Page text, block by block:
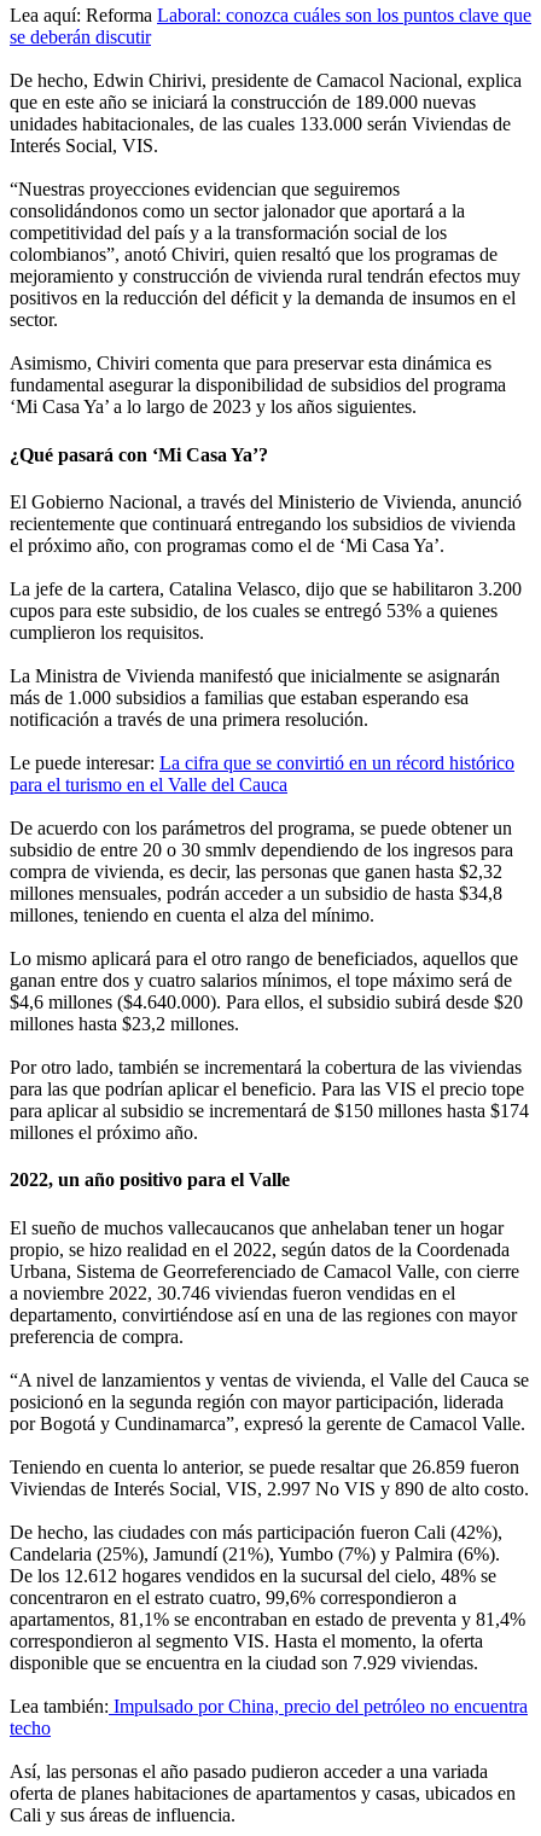
Lea aquí: Reforma Laboral: conozca cuáles son los puntos clave que
se deberán discutir
De hecho, Edwin Chirivi, presidente de Camacol Nacional, explica
que en este año se iniciará la construcción de 189.000 nuevas
unidades habitacionales, de las cuales 133.000 serán Viviendas de
Interés Social, VIS.
“Nuestras proyecciones evidencian que seguiremos
consolidándonos como un sector jalonador que aportará a la
competitividad del país y a la transformación social de los
colombianos”, anotó Chiviri, quien resaltó que los programas de
mejoramiento y construcción de vivienda rural tendrán efectos muy
positivos en la reducción del déficit y la demanda de insumos en el
sector.
Asimismo, Chiviri comenta que para preservar esta dinámica es
fundamental asegurar la disponibilidad de subsidios del programa
‘Mi Casa Ya’ a lo largo de 2023 y los años siguientes.
¿Qué pasará con ‘Mi Casa Ya’?
El Gobierno Nacional, a través del Ministerio de Vivienda, anunció
recientemente que continuará entregando los subsidios de vivienda
el próximo año, con programas como el de ‘Mi Casa Ya’.
La jefe de la cartera, Catalina Velasco, dijo que se habilitaron 3.200
cupos para este subsidio, de los cuales se entregó 53% a quienes
cumplieron los requisitos.
La Ministra de Vivienda manifestó que inicialmente se asignarán
más de 1.000 subsidios a familias que estaban esperando esa
notificación a través de una primera resolución.
Le puede interesar: La cifra que se convirtió en un récord histórico
para el turismo en el Valle del Cauca
De acuerdo con los parámetros del programa, se puede obtener un
subsidio de entre 20 o 30 smmlv dependiendo de los ingresos para
compra de vivienda, es decir, las personas que ganen hasta $2,32
millones mensuales, podrán acceder a un subsidio de hasta $34,8
millones, teniendo en cuenta el alza del mínimo.
Lo mismo aplicará para el otro rango de beneficiados, aquellos que
ganan entre dos y cuatro salarios mínimos, el tope máximo será de
$4,6 millones ($4.640.000). Para ellos, el subsidio subirá desde $20
millones hasta $23,2 millones.
Por otro lado, también se incrementará la cobertura de las viviendas
para las que podrían aplicar el beneficio. Para las VIS el precio tope
para aplicar al subsidio se incrementará de $150 millones hasta $174
millones el próximo año.
2022, un año positivo para el Valle
El sueño de muchos vallecaucanos que anhelaban tener un hogar
propio, se hizo realidad en el 2022, según datos de la Coordenada
Urbana, Sistema de Georreferenciado de Camacol Valle, con cierre
a noviembre 2022, 30.746 viviendas fueron vendidas en el
departamento, convirtiéndose así en una de las regiones con mayor
preferencia de compra.
“A nivel de lanzamientos y ventas de vivienda, el Valle del Cauca se
posicionó en la segunda región con mayor participación, liderada
por Bogotá y Cundinamarca”, expresó la gerente de Camacol Valle.
Teniendo en cuenta lo anterior, se puede resaltar que 26.859 fueron
Viviendas de Interés Social, VIS, 2.997 No VIS y 890 de alto costo.
De hecho, las ciudades con más participación fueron Cali (42%),
Candelaria (25%), Jamundí (21%), Yumbo (7%) y Palmira (6%).
De los 12.612 hogares vendidos en la sucursal del cielo, 48% se
concentraron en el estrato cuatro, 99,6% correspondieron a
apartamentos, 81,1% se encontraban en estado de preventa y 81,4%
correspondieron al segmento VIS. Hasta el momento, la oferta
disponible que se encuentra en la ciudad son 7.929 viviendas.
Lea también: Impulsado por China, precio del petróleo no encuentra
techo
Así, las personas el año pasado pudieron acceder a una variada
oferta de planes habitaciones de apartamentos y casas, ubicados en
Cali y sus áreas de influencia.